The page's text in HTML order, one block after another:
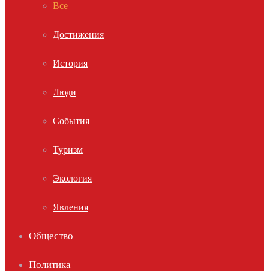
Все
Достижения
История
Люди
События
Туризм
Экология
Явления
Общество
Политика